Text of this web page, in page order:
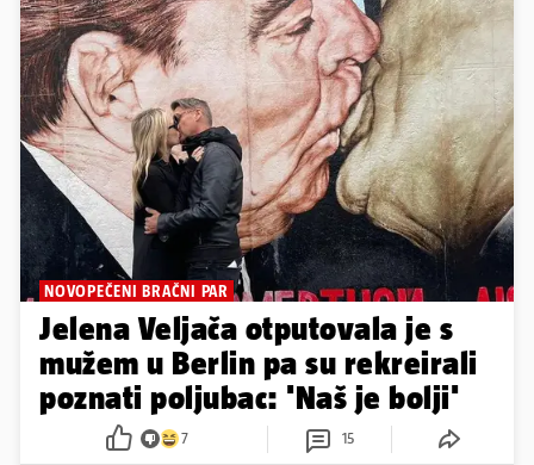
NOVOPEČENI BRAČNI PAR
Jelena Veljača otputovala je s
mužem u Berlin pa su rekreirali
poznati poljubac: 'Naš je bolji'
7 15